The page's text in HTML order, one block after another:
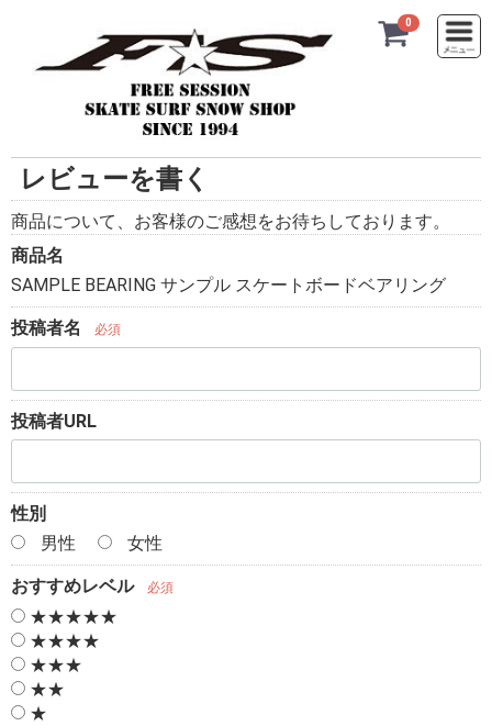
0 Menu
レビューを書く
商品について、お客様のご感想をお待ちしております。
商品名
SAMPLE BEARING サンプル スケートボードベアリング
投稿者名 必須
投稿者URL
性別
男性
女性
おすすめレベル 必須
★★★★★
★★★★
★★★
★★
★